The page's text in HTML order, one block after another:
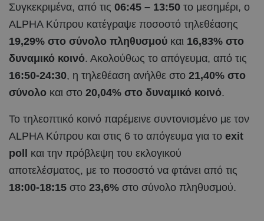
Συγκεκριμένα, από τις 06:45 – 13:50 το μεσημέρι, ο
ALPHA Κύπρου κατέγραψε ποσοστό τηλεθέασης
19,29% στο σύνολο πληθυσμού και 16,83% στο
δυναμικό κοινό. Ακολούθως το απόγευμα, από τις
16:50-24:30, η τηλεθέαση ανήλθε στο 21,40% στο
σύνολο και στο 20,04% στο δυναμικό κοινό.
Το τηλεοπτικό κοινό παρέμεινε συντονισμένο με τον
ALPHA Κύπρου και στις 6 το απόγευμα για το exit
poll και την πρόβλεψη του εκλογικού
αποτελέσματος, με το ποσοστό να φτάνει από τις
18:00-18:15 στο 23,6% στο σύνολο πληθυσμού.